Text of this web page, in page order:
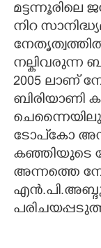
LITERATURE
ZOOM
CONTACT US
നിറ
നല്കിവരുന്ന
2005 ലാണ്
ബിരിയാണി
ടോപ്കോ
കഞ്ഞിയുടെ
അന്നത്തെ